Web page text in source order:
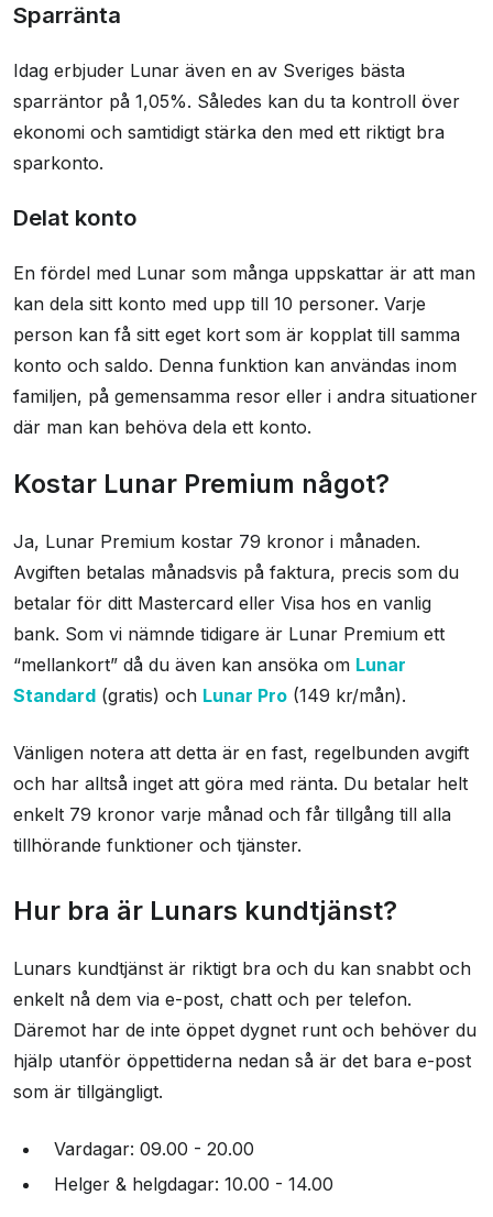
Sparränta
Idag erbjuder Lunar även en av Sveriges bästa
sparräntor på 1,05%. Således kan du ta kontroll över
ekonomi och samtidigt stärka den med ett riktigt bra
sparkonto.
Delat konto
En fördel med Lunar som många uppskattar är att man
kan dela sitt konto med upp till 10 personer. Varje
person kan få sitt eget kort som är kopplat till samma
konto och saldo. Denna funktion kan användas inom
familjen, på gemensamma resor eller i andra situationer
där man kan behöva dela ett konto.
Kostar Lunar Premium något?
Ja, Lunar Premium kostar 79 kronor i månaden.
Avgiften betalas månadsvis på faktura, precis som du
betalar för ditt Mastercard eller Visa hos en vanlig
bank. Som vi nämnde tidigare är Lunar Premium ett
“mellankort” då du även kan ansöka om Lunar
Standard (gratis) och Lunar Pro (149 kr/mån).
Vänligen notera att detta är en fast, regelbunden avgift
och har alltså inget att göra med ränta. Du betalar helt
enkelt 79 kronor varje månad och får tillgång till alla
tillhörande funktioner och tjänster.
Hur bra är Lunars kundtjänst?
Lunars kundtjänst är riktigt bra och du kan snabbt och
enkelt nå dem via e-post, chatt och per telefon.
Däremot har de inte öppet dygnet runt och behöver du
hjälp utanför öppettiderna nedan så är det bara e-post
som är tillgängligt.
Vardagar: 09.00 - 20.00
Helger & helgdagar: 10.00 - 14.00